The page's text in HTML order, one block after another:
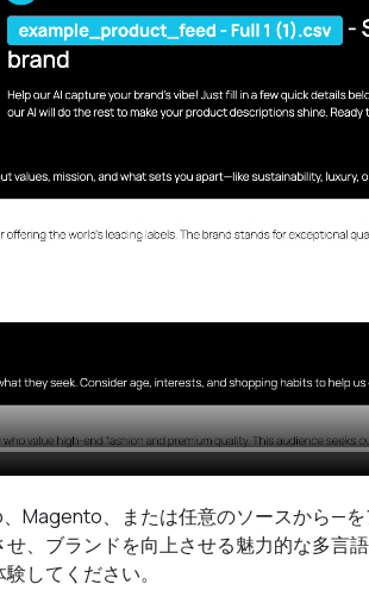
Magento、または任意のソースから—
、ブランドを向上させる魅力的な多言
してください。